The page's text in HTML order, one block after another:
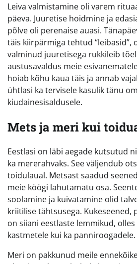
Leiva valmistamine oli varem
päeva. Juuretise hoidmine ja
põlve oli perenaise auasi.
täis kiirpärmiga tehtud “leibasid”,
valminud juuretisega rukkileib
austusavaldus meie
hoiab kõhu kaua täis ja annab
ühtlasi ka tervisele kasulik tänu
kiudainesisaldusele.
Mets ja meri kui
Eestlasi on läbi aegade kutsutud
ka mererahvaks. See väljendub
toidulaual. Metsast saadud
meie köögi lahutamatu osa.
soolamine ja kuivatamine olid
kriitilise tähtsusega. Kukeseened,
on siiani eestlaste lemmikud, olles
kastmetele kui ka panniroogadele.
Meri on pakkunud meile